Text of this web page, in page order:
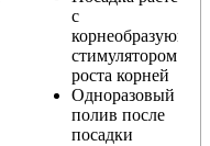
с
корнеобразующим
стимулятором
роста корней
Одноразовый
полив после
посадки